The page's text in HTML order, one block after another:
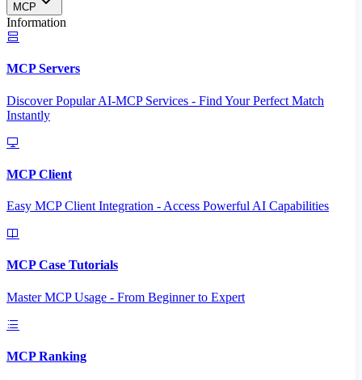
MCP
Information
MCP Servers
Discover Popular AI-MCP Services - Find Your Perfect Match
Instantly
MCP Client
Easy MCP Client Integration - Access Powerful AI Capabilities
MCP Case Tutorials
Master MCP Usage - From Beginner to Expert
MCP Ranking